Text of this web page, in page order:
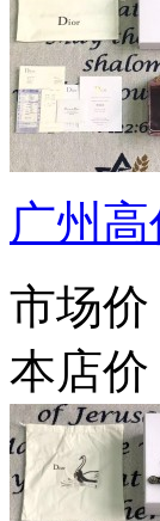
广州
市场价
本店价